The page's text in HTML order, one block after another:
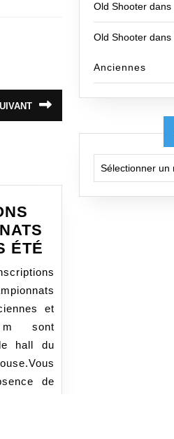
ÉTÉ
CHAMPIONNATS
PRINTEMPS
ÉTÉ
et
sont
hall du
de
Old Shooter dans
Old Shooter dans
Anciennes